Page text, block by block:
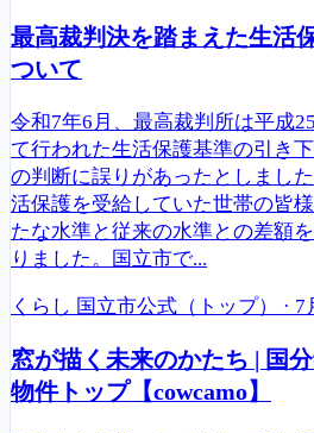
最高裁判決を踏まえた生活
ついて
令和7年6月、最高裁判所は平成
て行われた生活保護基準の引き
の判断に誤りがあったとしまし
活保護を受給していた世帯の皆
たな水準と従来の水準との差額
りました。国立市で...
くらし 国立市公式（トップ） · 7
窓が描く未来のかたち | 国
物件トップ【cowcamo】